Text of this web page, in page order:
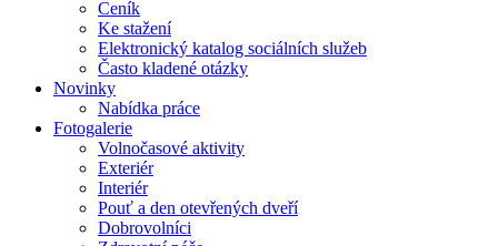
Ceník
Ke stažení
Elektronický katalog sociálních služeb
Často kladené otázky
Novinky
Nabídka práce
Fotogalerie
Volnočasové aktivity
Exteriér
Interiér
Pouť a den otevřených dveří
Dobrovolníci